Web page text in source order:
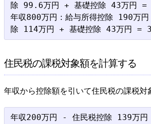
除 99.6万円 + 基礎控除 43万円 =
年収800万円：給与所得控除 190万
住民税の課税対象額を計算する
年収から控除額を引いて住民税の課税対
年収200万円 - 住民税控除 139万